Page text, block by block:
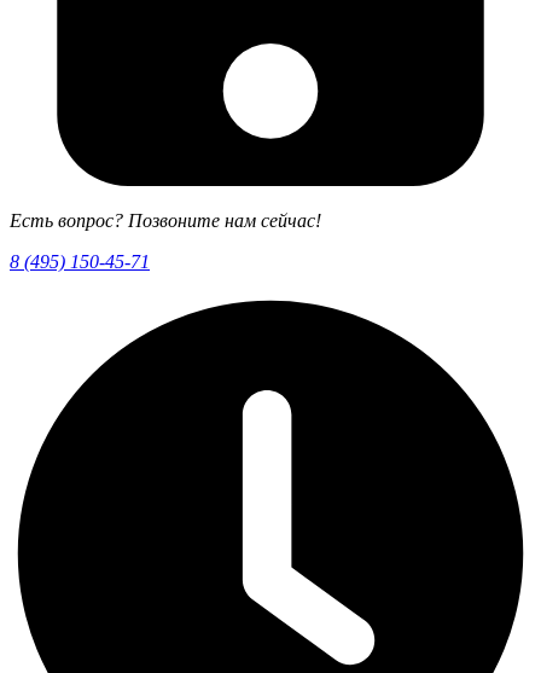
Есть вопрос? Позвоните нам сейчас!
8 (495) 150-45-71